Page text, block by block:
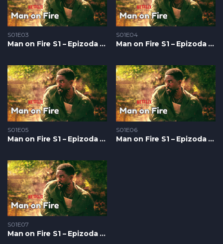
S01E03
Man on Fire S1 – Epizoda 03
S01E04
Man on Fire S1 – Epizoda 04
S01E05
Man on Fire S1 – Epizoda 05
S01E06
Man on Fire S1 – Epizoda 06
S01E07
Man on Fire S1 – Epizoda 07